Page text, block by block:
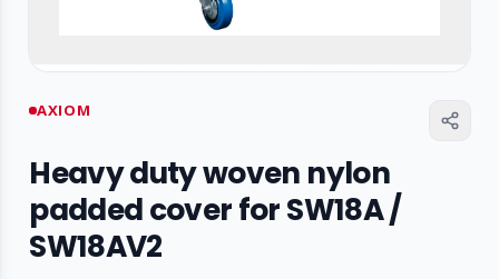
AXIOM
Heavy duty woven nylon
padded cover for SW18A /
SW18AV2